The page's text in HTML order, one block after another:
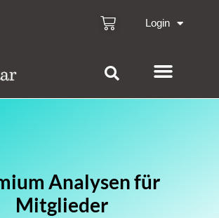
Login
Analysen für
Mitglieder